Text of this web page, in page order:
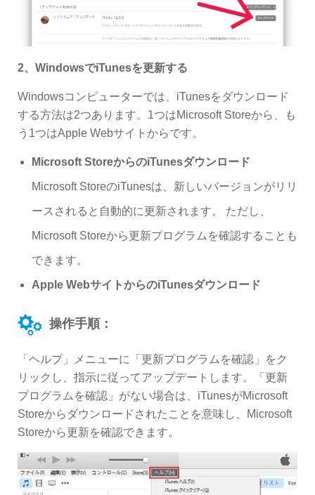
2、WindowsでiTunesを更新する
Windowsコンピューターでは、iTunesをダウンロード
する方法は2つあります。1つはMicrosoft Storeから、も
う1つはApple Webサイトからです。
Microsoft StoreからのiTunesダウンロード
Microsoft StoreのiTunesは、新しいバージョンがリリ
ースされると自動的に更新されます。 ただし、
Microsoft Storeから更新プログラムを確認することも
できます。
Apple WebサイトからのiTunesダウンロード
操作手順：
「ヘルプ」メニューに「更新プログラムを確認」をク
リックし、指示に従ってアップデートします。「更新
プログラムを確認」がない場合は、iTunesがMicrosoft
Storeからダウンロードされたことを意味し、Microsoft
Storeから更新を確認できます。